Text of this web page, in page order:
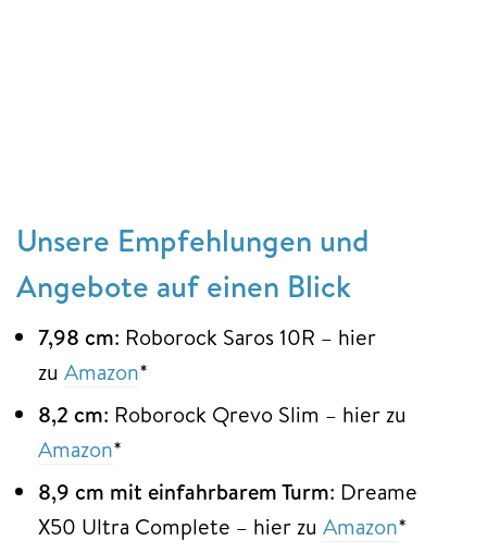
Unsere Empfehlungen und
Angebote auf einen Blick
7,98 cm: Roborock Saros 10R – hier
zu Amazon*
8,2 cm: Roborock Qrevo Slim – hier zu
Amazon*
8,9 cm mit einfahrbarem Turm: Dreame
X50 Ultra Complete – hier zu Amazon*